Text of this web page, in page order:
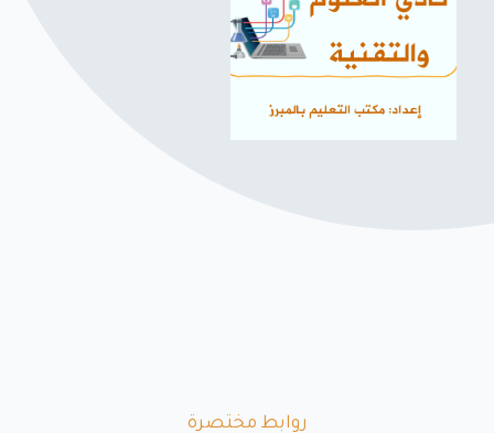
روابط مختصرة